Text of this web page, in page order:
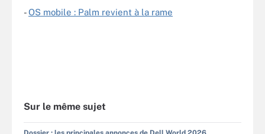
-OS mobile : Palm revient à la rame
Sur le même sujet